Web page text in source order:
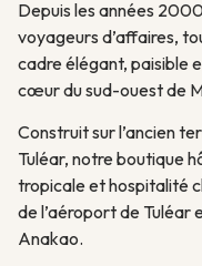
Depuis les années
voyageurs d’affaires,
cadre élégant, paisible
cœur du sud-ouest de
Construit sur l’ancien
Tuléar, notre boutique
tropicale et hospitalité
de l’aéroport de Tuléar
Anakao.